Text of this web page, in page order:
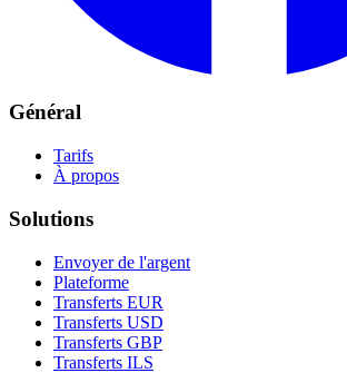
Général
Tarifs
À propos
Solutions
Envoyer de l'argent
Plateforme
Transferts EUR
Transferts USD
Transferts GBP
Transferts ILS